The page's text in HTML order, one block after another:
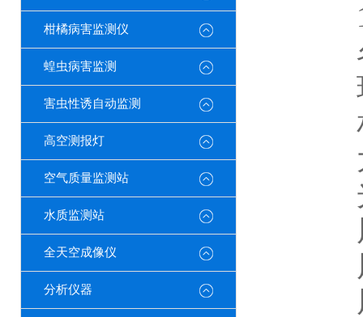
柑橘病害监测仪
蝗虫病害监测
害虫性诱自动监测
高空测报灯
空气质量监测站
水质监测站
全天空成像仪
分析仪器
1.
名
环
相
大
光
风
风
风